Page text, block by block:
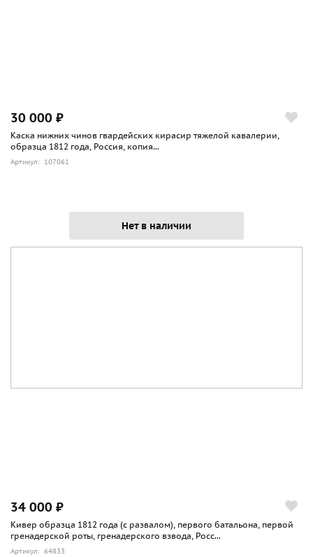
30 000 ₽
Каска нижних чинов гвардейских кирасир тяжелой кавалерии,
образца 1812 года, Россия, копия...
Артикул: 107061
Нет в наличии
34 000 ₽
Кивер образца 1812 года (с развалом), первого батальона, первой
гренадерской роты, гренадерского взвода, Росс...
Артикул: 64833